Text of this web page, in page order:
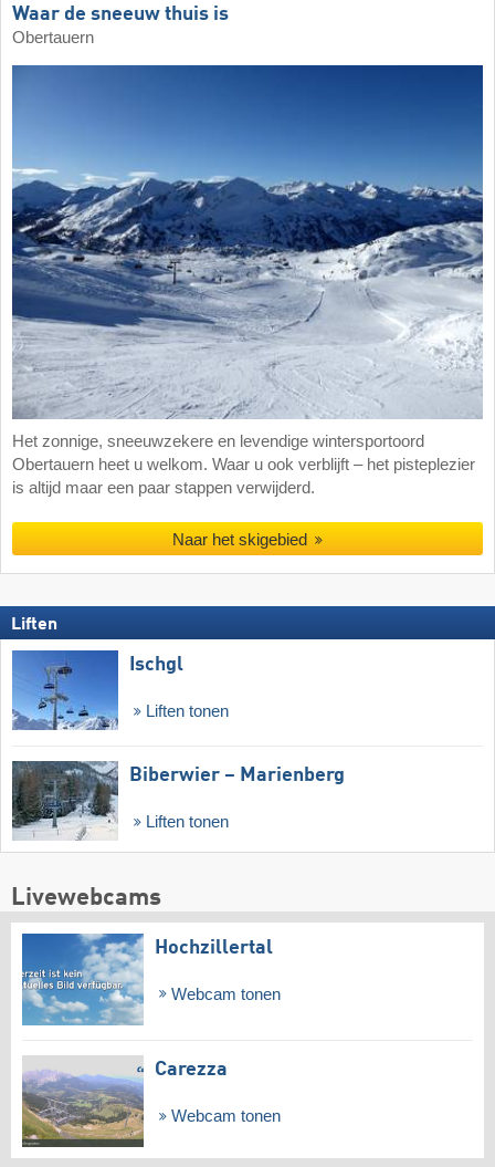
Waar de sneeuw thuis is
Obertauern
Het zonnige, sneeuwzekere en levendige wintersportoord
Obertauern heet u welkom. Waar u ook verblijft – het pisteplezier
is altijd maar een paar stappen verwijderd.
Naar het skigebied
Liften
Ischgl
Liften tonen
Biberwier – Marienberg
Liften tonen
Livewebcams
Hochzillertal
Webcam tonen
Carezza
Webcam tonen